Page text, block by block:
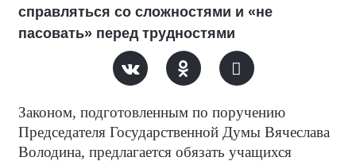
справляться со сложностями и «не
пасовать» перед трудностями
Законом, подготовленным по поручению
Председателя Государственной Думы Вячеслава
Володина, предлагается обязать учащихся